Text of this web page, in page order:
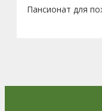
Пансионат для